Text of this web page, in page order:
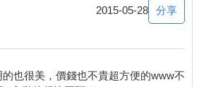
2015-05-28 分享
也很美，價錢也不貴超方便的www不